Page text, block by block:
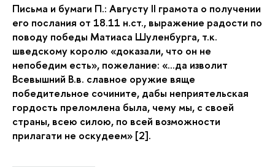
Письма и бумаги П.: Августу II грамота о получении
его послания от 18.11 н.ст., выражение радости по
поводу победы Матиаса Шуленбурга, т.к.
шведскому королю «доказали, что он не
непобедим есть», пожелание: «…да изволит
Всевышний В.в. славное оружие вяще
победительное сочините, дабы неприятельская
гордость преломлена была, чему мы, с своей
страны, всею силою, по всей возможности
прилагати не оскудеем» [2].